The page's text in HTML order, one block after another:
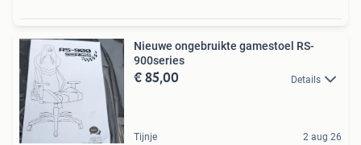
Nieuwe ongebruikte gamestoel RS-
900series
€ 85,00 Details
Tijnje 2 aug 26